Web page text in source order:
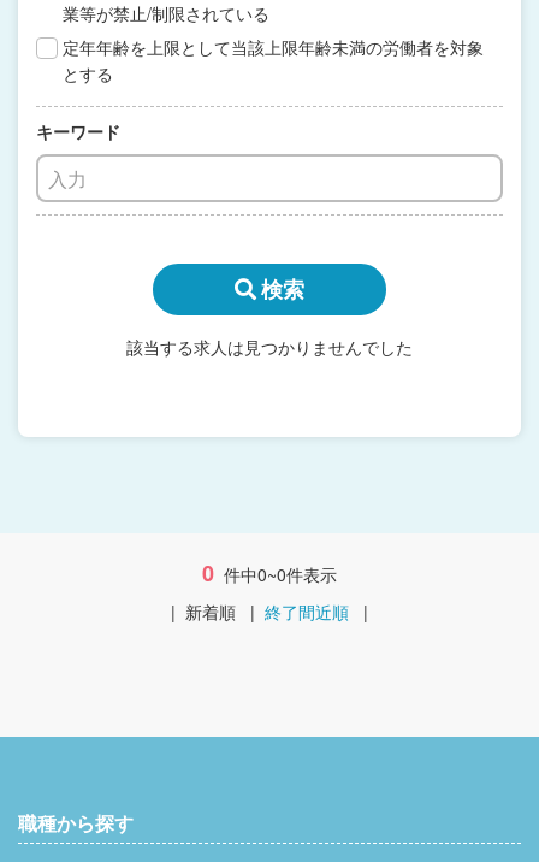
業等が禁止/制限されている
定年年齢を上限として当該上限年齢未満の労働者を対象
とする
キーワード
検索
該当する求人は見つかりませんでした
0 件中0~0件表示
| 新着順 | 終了間近順 |
職種から探す